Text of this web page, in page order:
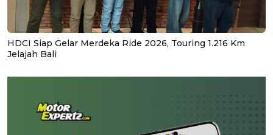
HDCI Siap Gelar Merdeka Ride 2026, Touring 1.216 Km
Jelajah Bali